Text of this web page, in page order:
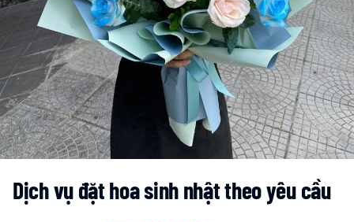
Dịch vụ đặt hoa sinh nhật theo yêu cầu